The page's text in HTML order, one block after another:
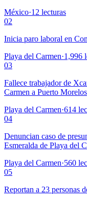
México·12 lecturas
02
Inicia paro laboral en
Playa del Carmen·1,996
03
Fallece trabajador de
Carmen a Puerto Morelos
Playa del Carmen·614
04
Denuncian caso de
Esmeralda de Playa del
Playa del Carmen·560
05
Reportan a 23 personas